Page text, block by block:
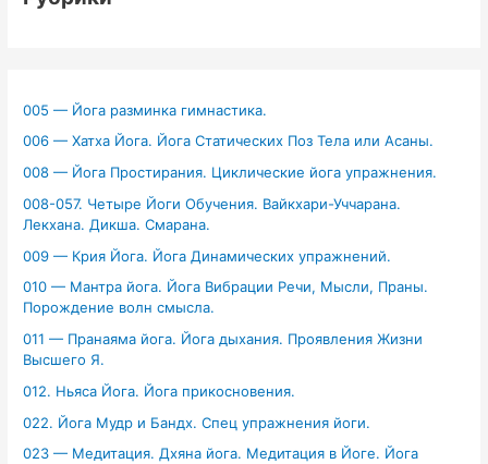
005 — Йога разминка гимнастика.
006 — Хатха Йога. Йога Статических Поз Тела или Асаны.
008 — Йога Простирания. Циклические йога упражнения.
008-057. Четыре Йоги Обучения. Вайкхари-Уччарана.
Лекхана. Дикша. Смарана.
009 — Крия Йога. Йога Динамических упражнений.
010 — Мантра йога. Йога Вибрации Речи, Мысли, Праны.
Порождение волн смысла.
011 — Пранаяма йога. Йога дыхания. Проявления Жизни
Высшего Я.
012. Ньяса Йога. Йога прикосновения.
022. Йога Мудр и Бандх. Спец упражнения йоги.
023 — Медитация. Дхяна йога. Медитация в Йоге. Йога